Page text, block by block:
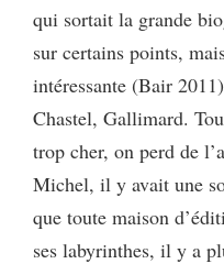
qui sortait la grande
sur certains points,
intéressante (Bair
Chastel, Gallimard.
trop cher, on perd de
Michel, il y avait une
que toute maison
ses labyrinthes, il y a